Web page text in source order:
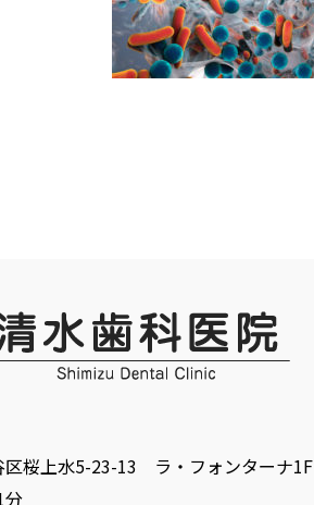
区桜上水5-23-13 ラ・フォンターナ1F
分